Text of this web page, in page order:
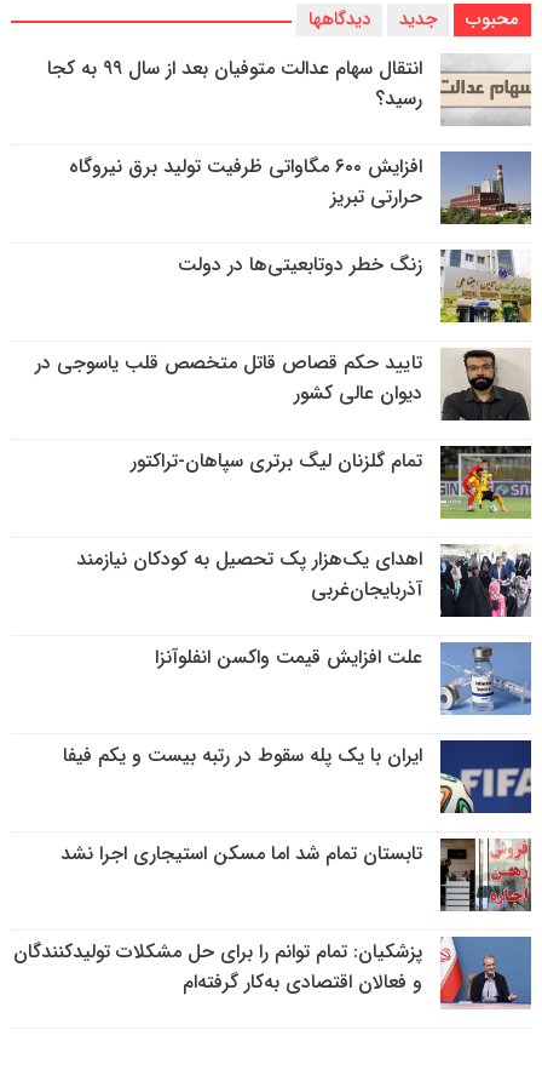
محبوب جدید دیدگاهها
انتقال سهام عدالت متوفیان بعد از سال ۹۹ به کجا
رسید؟
افزایش ۶۰۰ مگاواتی ظرفیت تولید برق نیروگاه
حرارتی تبریز
زنگ خطر دوتابعیتی‌ها در دولت
تایید حکم قصاص قاتل متخصص قلب یاسوجی در
دیوان عالی کشور
تمام گلزنان لیگ‌ برتری سپاهان-تراکتور
اهدای یک‌هزار پک تحصیل به کودکان نیازمند
آذربایجان‌غربی
علت افزایش قیمت واکسن انفلوآنزا
ایران با یک پله سقوط در رتبه بیست و یکم فیفا
تابستان تمام شد اما مسکن استیجاری اجرا نشد
پزشکیان: تمام توانم را برای حل مشکلات تولیدکنندگان
و فعالان اقتصادی به‌کار گرفته‌ام